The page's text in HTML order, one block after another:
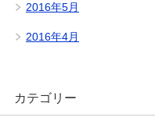
2016年5月
2016年4月
カテゴリー